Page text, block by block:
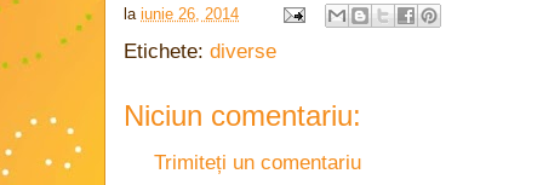
la iunie 26, 2014
Etichete: diverse
Niciun comentariu:
Trimiteți un comentariu